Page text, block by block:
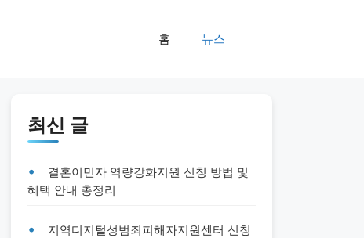
홈 뉴스
최신 글
결혼이민자 역량강화지원 신청 방법 및
혜택 안내 총정리
지역디지털성범죄피해자지원센터 신청